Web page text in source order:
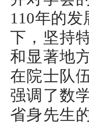
110年的
下，坚持
和显著地
在院士队
强调了数
省身先生